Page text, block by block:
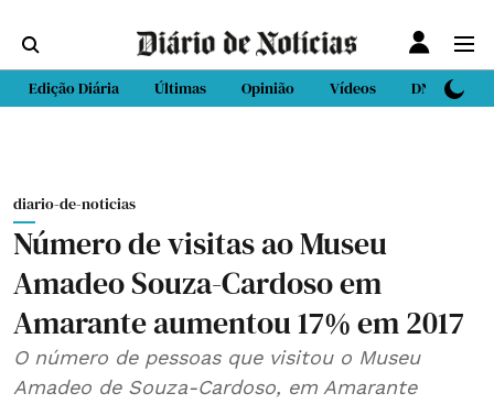
Edição Diária Últimas Opinião Vídeos DN Sport
diario-de-noticias
Número de visitas ao Museu
Amadeo Souza-Cardoso em
Amarante aumentou 17% em 2017
O número de pessoas que visitou o Museu
Amadeo de Souza-Cardoso, em Amarante